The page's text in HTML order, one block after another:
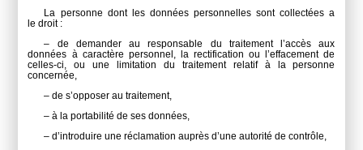
La personne dont les données personnelles sont collectées a
le droit :
– de demander au responsable du traitement l’accès aux
données à caractère personnel, la rectifi­cation ou l’effacement de
celles-ci, ou une limitation du traitement relatif à la personne
concernée,
– de s’opposer au traitement,
– à la portabilité de ses données,
– d’introduire une réclamation auprès d’une autorité de contrôle,